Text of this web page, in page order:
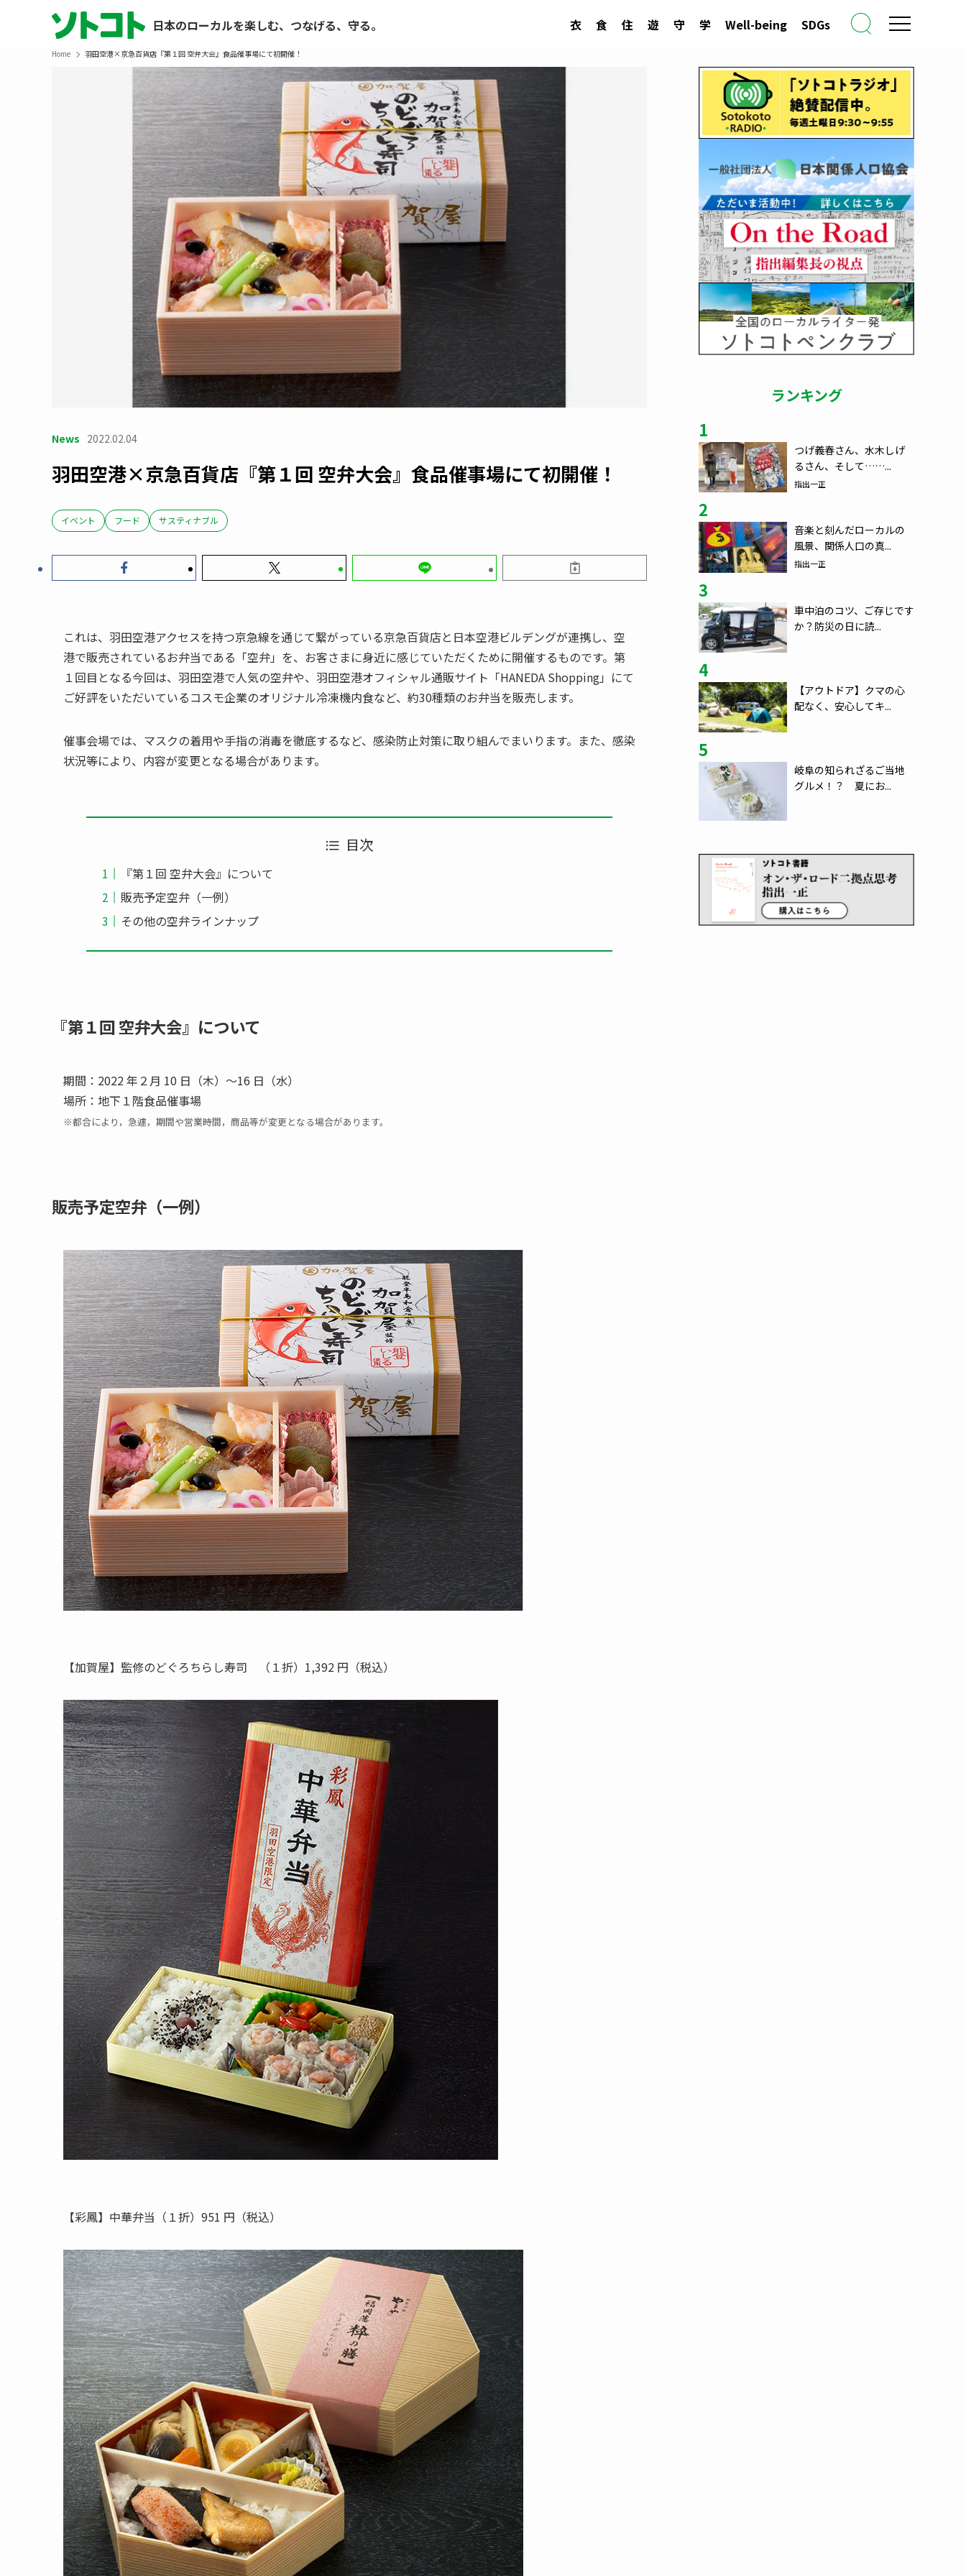
日本のローカルを楽しむ、つなげる、守る。 衣 食 住 遊 守 学 Well-being SDGs
Home 羽田空港×京急百貨店『第１回 空弁大会』食品催事場にて初開催！
News 2022.02.04
羽田空港×京急百貨店『第１回 空弁大会』食品催事場にて初開催！
イベント フード サスティナブル
これは、羽田空港アクセスを持つ京急線を通じて繋がっている京急百貨店と日本空港ビルデングが連携し、空
港で販売されているお弁当である「空弁」を、お客さまに身近に感じていただくために開催するものです。第
１回目となる今回は、羽田空港で人気の空弁や、羽田空港オフィシャル通販サイト「HANEDA Shopping」にて
ご好評をいただいているコスモ企業のオリジナル冷凍機内食など、約30種類のお弁当を販売します。
催事会場では、マスクの着用や手指の消毒を徹底するなど、感染防止対策に取り組んでまいります。また、感染
状況等により、内容が変更となる場合があります。
目次
『第１回 空弁大会』について
販売予定空弁（一例）
その他の空弁ラインナップ
『第１回 空弁大会』について
期間：2022 年２月 10 日（木）～16 日（水）
場所：地下１階食品催事場
※都合により，急遽，期間や営業時間，商品等が変更となる場合があります。
販売予定空弁（一例）
【加賀屋】監修のどぐろちらし寿司 （１折）1,392 円（税込）
【彩鳳】中華弁当（１折）951 円（税込）
ランキング
1
つげ義春さん、水木しげ
るさん、そして……...
指出一正
2
音楽と刻んだローカルの
風景、関係人口の真...
指出一正
3
車中泊のコツ、ご存じです
か？防災の日に読...
4
【アウトドア】クマの心
配なく、安心してキ...
5
岐阜の知られざるご当地
グルメ！？ 夏にお...